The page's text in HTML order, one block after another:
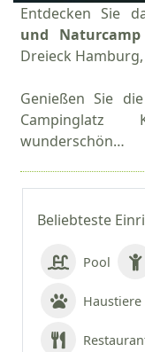
Beliebteste
Pool
Entdecken Sie
und Naturcamp
Dreieck
Genießen Sie
Campinglatz
wunderschön…